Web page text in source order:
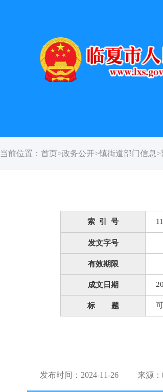
当前位置： 首页>政务公开>镇街道部门信息>
索 引 号
发文字号
有效期限
成文日期
标 题
发布时间：2024-11-26 来源